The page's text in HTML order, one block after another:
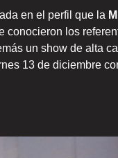
en el perfil que la
conocieron los
un show de alta
13 de diciembre